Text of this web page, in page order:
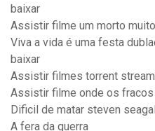
baixar
Assistir filme um morto
Viva a vida é uma festa
baixar
Assistir filmes torrent
Assistir filme onde os
Dificil de matar steven
A fera da guerra